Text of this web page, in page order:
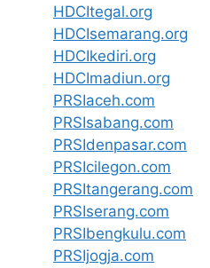
HDCItegal.org
HDCIsemarang.org
HDCIkediri.org
HDCImadiun.org
PRSIaceh.com
PRSIsabang.com
PRSIdenpasar.com
PRSIcilegon.com
PRSItangerang.com
PRSIserang.com
PRSIbengkulu.com
PRSIjogja.com